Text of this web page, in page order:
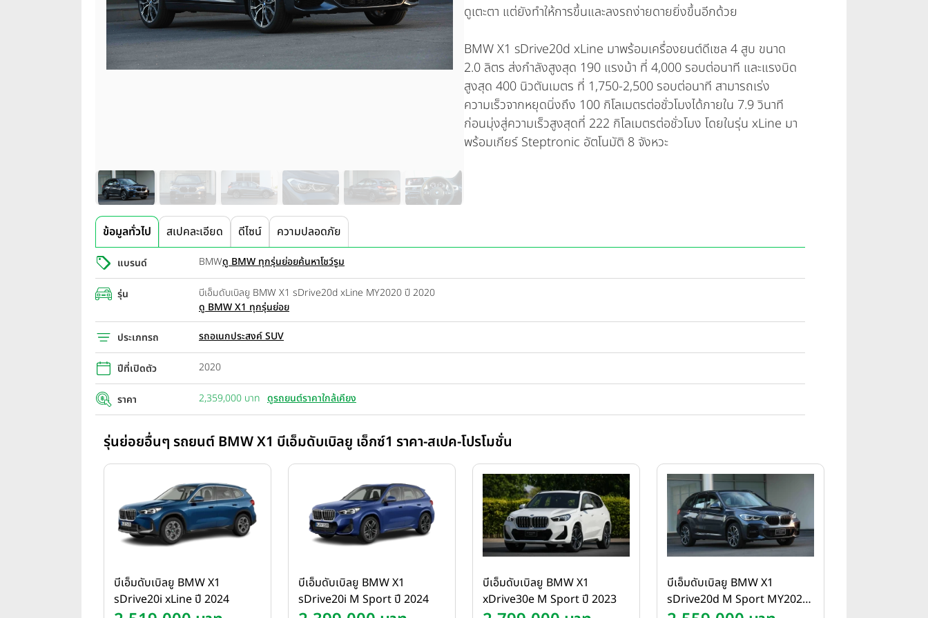
ดูเตะตา แต่ยังทำให้การขึ้นและลงรถง่ายดายยิ่งขึ้นอีกด้วย
BMW X1 sDrive20d xLine มาพร้อมเครื่องยนต์ดีเซล 4 สูบ ขนาด
2.0 ลิตร ส่งกำลังสูงสุด 190 แรงม้า ที่ 4,000 รอบต่อนาที และแรงบิด
สูงสุด 400 นิวตันเมตร ที่ 1,750-2,500 รอบต่อนาที สามารถเร่ง
ความเร็วจากหยุดนิ่งถึง 100 กิโลเมตรต่อชั่วโมงได้ภายใน 7.9 วินาที
ก่อนมุ่งสู่ความเร็วสูงสุดที่ 222 กิโลเมตรต่อชั่วโมง โดยในรุ่น xLine มา
พร้อมเกียร์ Steptronic อัตโนมัติ 8 จังหวะ
ข้อมูลทั่วไป สเปคละเอียด ดีไซน์ ความปลอดภัย
แบรนด์ BMWดู BMW ทุกรุ่นย่อยค้นหาโชว์รูม
รุ่น
บีเอ็มดับเบิลยู BMW X1 sDrive20d xLine MY2020 ปี 2020
ดู BMW X1 ทุกรุ่นย่อย
ประเภทรถ รถอเนกประสงค์ SUV
ปีที่เปิดตัว 2020
ราคา 2,359,000 บาท ดูรถยนต์ราคาใกล้เคียง
รุ่นย่อยอื่นๆ รถยนต์ BMW X1 บีเอ็มดับเบิลยู เอ็กซ์1 ราคา-สเปค-โปรโมชั่น
บีเอ็มดับเบิลยู BMW X1
sDrive20i xLine ปี 2024
บีเอ็มดับเบิลยู BMW X1
sDrive20i M Sport ปี 2024
บีเอ็มดับเบิลยู BMW X1
xDrive30e M Sport ปี 2023
บีเอ็มดับเบิลยู BMW X1
sDrive20d M Sport MY2020